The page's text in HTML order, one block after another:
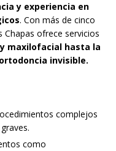
y experiencia en
. Con más de cinco
Chapas ofrece servicios
maxilofacial hasta la
invisible​.
complejos
como